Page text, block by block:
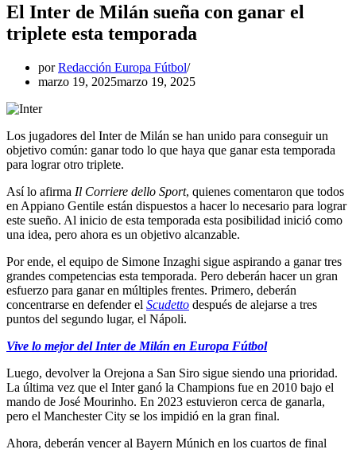
El Inter de Milán sueña con ganar el
triplete esta temporada
porRedacción Europa Fútbol
marzo 19, 2025marzo 19, 2025
Los jugadores del Inter de Milán se han unido para conseguir un
objetivo común: ganar todo lo que haya que ganar esta temporada
para lograr otro triplete.
Así lo afirma Il Corriere dello Sport, quienes comentaron que todos
en Appiano Gentile están dispuestos a hacer lo necesario para lograr
este sueño. Al inicio de esta temporada esta posibilidad inició como
una idea, pero ahora es un objetivo alcanzable.
Por ende, el equipo de Simone Inzaghi sigue aspirando a ganar tres
grandes competencias esta temporada. Pero deberán hacer un gran
esfuerzo para ganar en múltiples frentes. Primero, deberán
concentrarse en defender el Scudetto después de alejarse a tres
puntos del segundo lugar, el Nápoli.
Vive lo mejor del Inter de Milán en Europa Fútbol
Luego, devolver la Orejona a San Siro sigue siendo una prioridad.
La última vez que el Inter ganó la Champions fue en 2010 bajo el
mando de José Mourinho. En 2023 estuvieron cerca de ganarla,
pero el Manchester City se los impidió en la gran final.
Ahora, deberán vencer al Bayern Múnich en los cuartos de final